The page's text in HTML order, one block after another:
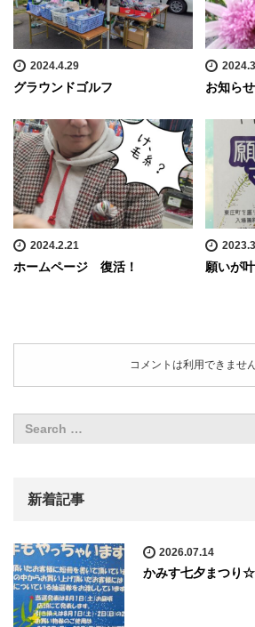
2024.4.29
グラウンドゴルフ お知らせ
2024.2.21
ホームページ 復活！ 願いが
コメントは利用できません
新着記事
2026.07.14
かみす七夕まつり